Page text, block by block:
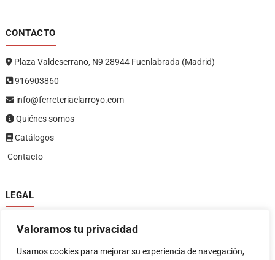
Valoramos tu privacidad
Usamos cookies para mejorar su experiencia de navegación,
CONTACTO
Plaza Valdeserrano, N9 28944 Fuenlabrada (Madrid)
916903860
info@ferreteriaelarroyo.com
Quiénes somos
Catálogos
Contacto
LEGAL
Política de privacidad
Política de devoluciones y reembolsos
Términos y condiciones